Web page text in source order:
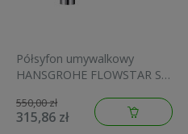
Półsyfon umywalkowy
HANSGROHE FLOWSTAR S
550,00 zł
315,86 zł